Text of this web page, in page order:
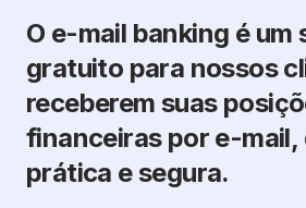
O e-mail banking é um
gratuito para nossos
receberem suas
financeiras por e-mail,
prática e segura.